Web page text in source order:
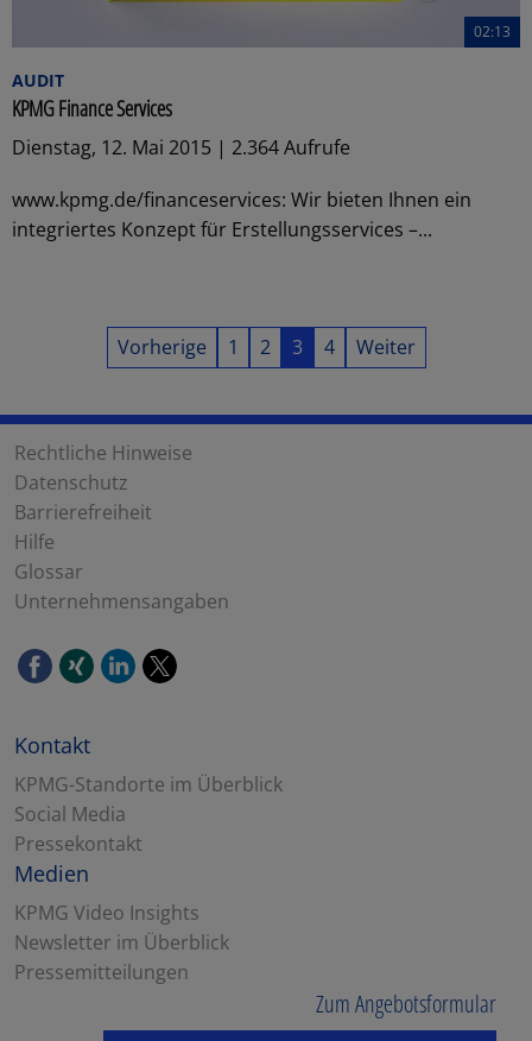
02:13
AUDIT
KPMG Finance Services
Dienstag, 12. Mai 2015 | 2.364 Aufrufe
www.kpmg.de/financeservices: Wir bieten Ihnen ein
integriertes Konzept für Erstellungsservices –...
Vorherige 1 2 3 4 Weiter
Rechtliche Hinweise
Datenschutz
Barrierefreiheit
Hilfe
Glossar
Unternehmensangaben
Kontakt
KPMG-Standorte im Überblick
Social Media
Pressekontakt
Medien
KPMG Video Insights
Newsletter im Überblick
Pressemitteilungen
Zum Angebotsformular